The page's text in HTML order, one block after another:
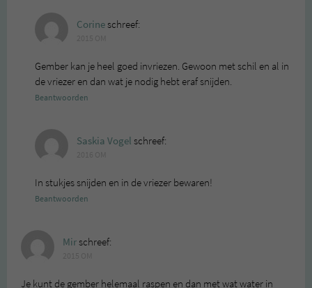
Corineschreef:
Gember kan je heel goed invriezen. Gewoon met schil en al in
de vriezer en dan wat je nodig hebt eraf snijden.
Beantwoorden
Saskia Vogel schreef:
In stukjes snijden en in de vriezer bewaren!
Beantwoorden
Mirschreef:
Je kunt de gember helemaal raspen en dan met wat water in